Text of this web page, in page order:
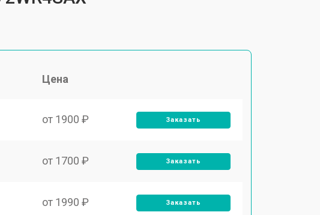
Цена
от 1900 ₽ Заказать
от 1700 ₽ Заказать
от 1990 ₽ Заказать